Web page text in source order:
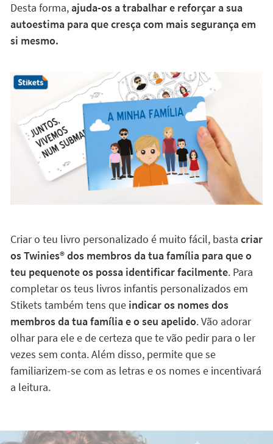
Desta forma,ajuda-os a trabalhar e reforçar a sua
autoestima para que cresça com mais segurança em
si mesmo.
Criar o teu livro personalizado é muito fácil, basta criar
os Twinies®️ dos membros da tua família para que o
teu pequenote os possa identificar facilmente. Para
completar os teus livros infantis personalizados em
Stikets também tens queindicar os nomes dos
membros da tua família e o seu apelido. Vão adorar
olhar para ele e de certeza que te vão pedir para o ler
vezes sem conta. Além disso, permite que se
familiarizem-se com as letras e os nomes e incentivará
a leitura.